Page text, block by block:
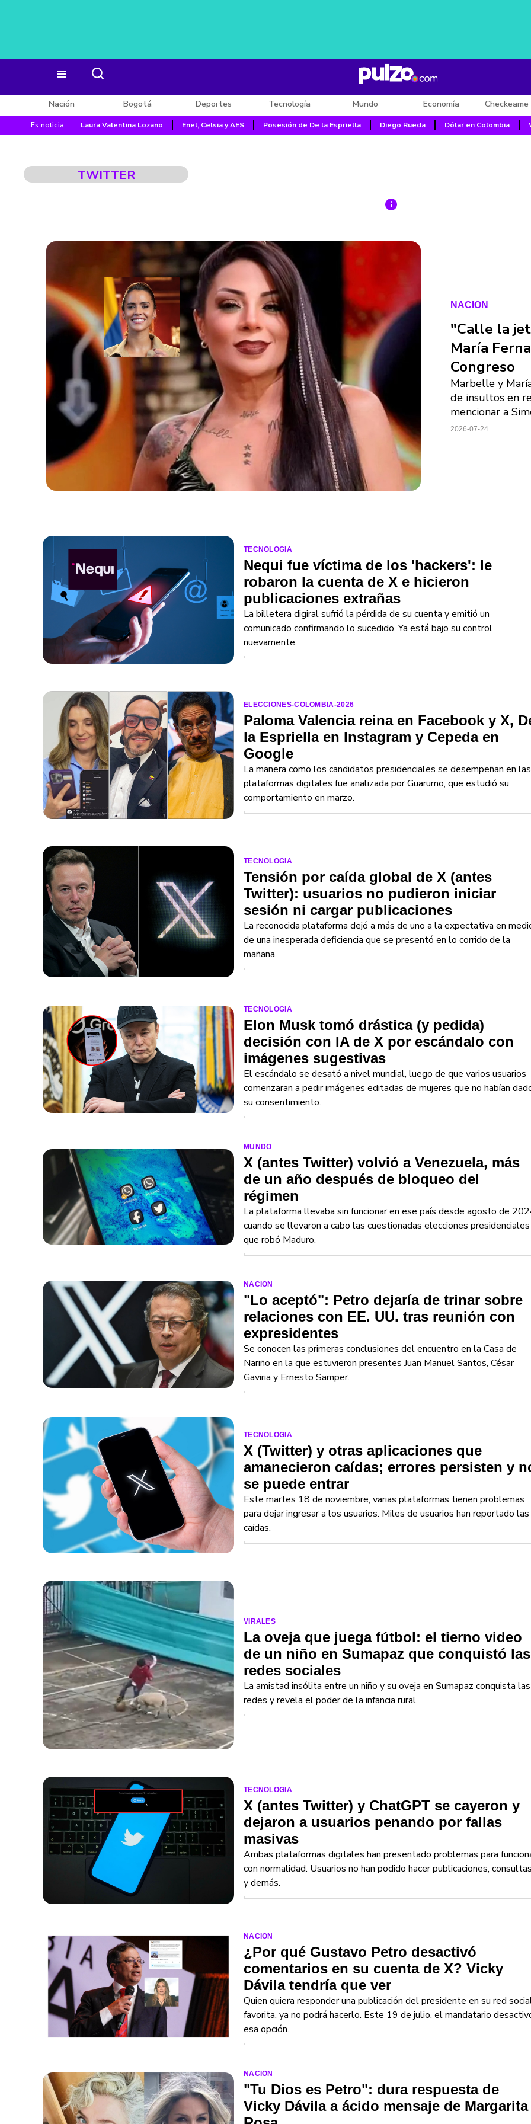
Nación Bogotá Deportes Tecnología Mundo Economía
Es noticia: Laura Valentina Lozano Enel, Celsia y AES Posesión de De la Espriella Diego Rueda Dólar en Colombia
TWITTER
NACION
"Calle la
María
Congreso
Marbelle y
de insultos en
mencionar a
2026-07-24
TECNOLOGIA
Nequi fue víctima de los 'hackers': le
robaron la cuenta de X e hicieron
publicaciones extrañas
La billetera digiral sufrió la pérdida de su cuenta y emitió un
comunicado confirmando lo sucedido. Ya está bajo su control
nuevamente.
ELECCIONES-COLOMBIA-2026
Paloma Valencia reina en Facebook y X,
la Espriella en Instagram y Cepeda en
Google
La manera como los candidatos presidenciales se desempeñan en las
plataformas digitales fue analizada por Guarumo, que estudió su
comportamiento en marzo.
TECNOLOGIA
Tensión por caída global de X (antes
Twitter): usuarios no pudieron iniciar
sesión ni cargar publicaciones
La reconocida plataforma dejó a más de uno a la expectativa en
de una inesperada deficiencia que se presentó en lo corrido de la
mañana.
TECNOLOGIA
Elon Musk tomó drástica (y pedida)
decisión con IA de X por escándalo con
imágenes sugestivas
El escándalo se desató a nivel mundial, luego de que varios usuarios
comenzaran a pedir imágenes editadas de mujeres que no habían
su consentimiento.
MUNDO
X (antes Twitter) volvió a Venezuela, más
de un año después de bloqueo del
régimen
La plataforma llevaba sin funcionar en ese país desde agosto de
cuando se llevaron a cabo las cuestionadas elecciones presidenciales
que robó Maduro.
NACION
"Lo aceptó": Petro dejaría de trinar sobre
relaciones con EE. UU. tras reunión con
expresidentes
Se conocen las primeras conclusiones del encuentro en la Casa de
Nariño en la que estuvieron presentes Juan Manuel Santos, César
Gaviria y Ernesto Samper.
TECNOLOGIA
X (Twitter) y otras aplicaciones que
amanecieron caídas; errores persisten y
se puede entrar
Este martes 18 de noviembre, varias plataformas tienen problemas
para dejar ingresar a los usuarios. Miles de usuarios han reportado las
caídas.
VIRALES
La oveja que juega fútbol: el tierno video
de un niño en Sumapaz que conquistó las
redes sociales
La amistad insólita entre un niño y su oveja en Sumapaz conquista las
redes y revela el poder de la infancia rural.
TECNOLOGIA
X (antes Twitter) y ChatGPT se cayeron y
dejaron a usuarios penando por fallas
masivas
Ambas plataformas digitales han presentado problemas para
con normalidad. Usuarios no han podido hacer publicaciones,
y demás.
NACION
¿Por qué Gustavo Petro desactivó
comentarios en su cuenta de X? Vicky
Dávila tendría que ver
Quien quiera responder una publicación del presidente en su red
favorita, ya no podrá hacerlo. Este 19 de julio, el mandatario
esa opción.
NACION
"Tu Dios es Petro": dura respuesta de
Vicky Dávila a ácido mensaje de Margarita